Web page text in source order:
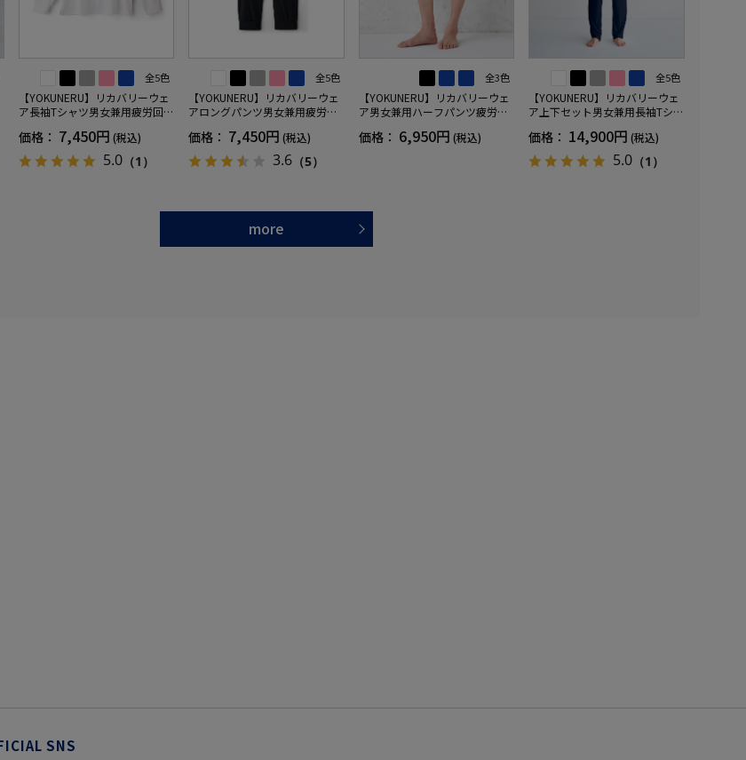
全5色
【YOKUNERU】リカバリーウェ
ア長袖Tシャツ男女兼用疲労回復
(R)【一般医療機器】SS～LLサイ
ズ
価格： 7,450円 (税込)
5.0（1）
全5色
【YOKUNERU】リカバリーウェ
アロングパンツ男女兼用疲労回
IX(R)【一般医療機器】SS～LLサ
イズ
価格： 7,450円 (税込)
3.6 （5）
全3色
【YOKUNERU】リカバリーウェ
ア男女兼用ハーフパンツ疲労回
IX(R)【一般医療機器】SS～LLサ
価格： 6,950円 (税込)
全5色
【YOKUNERU】リカバリーウェ
ア上下セット男女兼用長袖Tシャ
進遠赤外線快眠NANOMIX(R)【一
般医療機器】SS～LLサイズ
価格： 14,900円 (税込)
5.0 （1）
more
SNS